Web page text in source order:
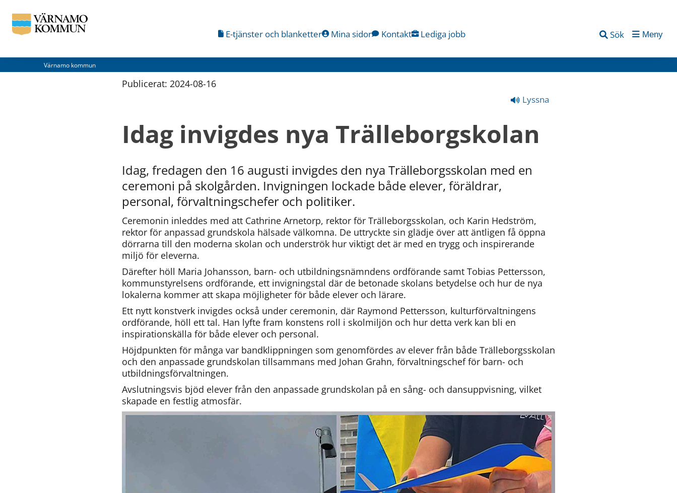
E-tjänster och blanketter Mina sidor Kontakt Lediga jobb Sök Meny
Värnamo kommun
Publicerat: 2024-08-16
Lyssna
Idag invigdes nya Trälleborgskolan
Idag, fredagen den 16 augusti invigdes den nya Trälleborgsskolan med en
ceremoni på skolgården. Invigningen lockade både elever, föräldrar,
personal, förvaltningschefer och politiker.
Ceremonin inleddes med att Cathrine Arnetorp, rektor för Trälleborgsskolan, och Karin Hedström,
rektor för anpassad grundskola hälsade välkomna. De uttryckte sin glädje över att äntligen få öppna
dörrarna till den moderna skolan och underströk hur viktigt det är med en trygg och inspirerande
miljö för eleverna.
Därefter höll Maria Johansson, barn- och utbildningsnämndens ordförande samt Tobias Pettersson,
kommunstyrelsens ordförande, ett invigningstal där de betonade skolans betydelse och hur de nya
lokalerna kommer att skapa möjligheter för både elever och lärare.
Ett nytt konstverk invigdes också under ceremonin, där Raymond Pettersson, kulturförvaltningens
ordförande, höll ett tal. Han lyfte fram konstens roll i skolmiljön och hur detta verk kan bli en
inspirationskälla för både elever och personal.
Höjdpunkten för många var bandklippningen som genomfördes av elever från både Trälleborgsskolan
och den anpassade grundskolan tillsammans med Johan Grahn, förvaltningschef för barn- och
utbildningsförvaltningen.
Avslutningsvis bjöd elever från den anpassade grundskolan på en sång- och dansuppvisning, vilket
skapade en festlig atmosfär.